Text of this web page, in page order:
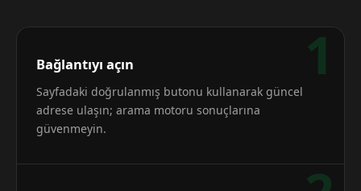
1
Bağlantıyı açın
Sayfadaki doğrulanmış butonu kullanarak güncel
adrese ulaşın; arama motoru sonuçlarına
güvenmeyin.